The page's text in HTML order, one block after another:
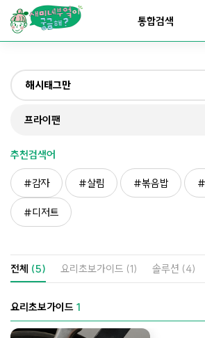
맛있어지는부엌
요리가쉬워지는부엌
통합검색
해시태그만
전체
재료만
해시태그만
추천검색어
감자 살림 볶음밥
디저트
전체 (5) 요리초보가이드 (1) 솔루션 (4)
요리초보가이드 1